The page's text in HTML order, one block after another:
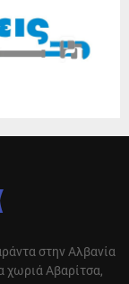
στην Αλβανία
χωριά Αβαρίτσα,